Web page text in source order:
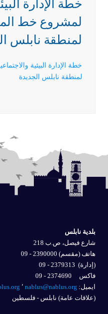
خطة الإدارة
لمشروع خط
لمنطقة نابلس
خطة الإدارة البيئية
لمنطقة نابلس الجديدة
بلدية نابلس
شارع فيصل، ص.ب 218
هاتف (مقسم) 2390000 - 09
(إدارة)
فاكس 2374690 - 09
ايميل: nablus@nablus.org
(علاقات عامة) نابلس - فلسطين